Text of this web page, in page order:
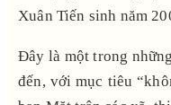
Xuân Tiến sinh năm
Đây là một trong
đến, với mục tiêu